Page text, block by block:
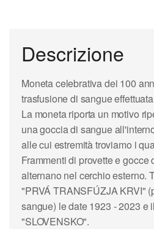
Descrizione
Moneta celebrativa dei 100
trasfusione di sangue
La moneta riporta un motivo
una goccia di sangue
alle cui estremità troviamo i
Frammenti di provette e
alternano nel cerchio esterno.
"PRVÁ TRANSFÚZJA KRVI"
sangue) le date 1923 - 2023 e
"SLOVENSKO".